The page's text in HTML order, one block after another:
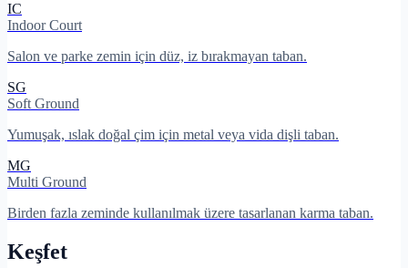
IC
Indoor Court
Salon ve parke zemin için düz, iz bırakmayan taban.
SG
Soft Ground
Yumuşak, ıslak doğal çim için metal veya vida dişli taban.
MG
Multi Ground
Birden fazla zeminde kullanılmak üzere tasarlanan karma taban.
Keşfet